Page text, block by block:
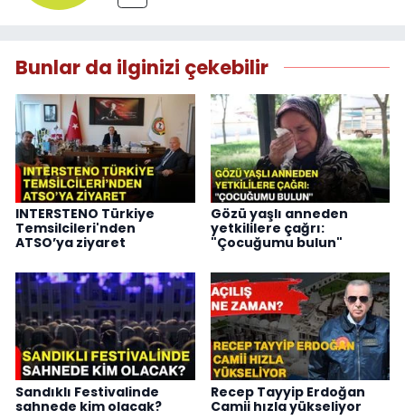
Bunlar da ilginizi çekebilir
INTERSTENO Türkiye
Temsilcileri'nden
ATSO’ya ziyaret
Gözü yaşlı anneden
yetkililere çağrı:
"Çocuğumu bulun"
Sandıklı Festivalinde
sahnede kim olacak?
Recep Tayyip Erdoğan
Camii hızla yükseliyor